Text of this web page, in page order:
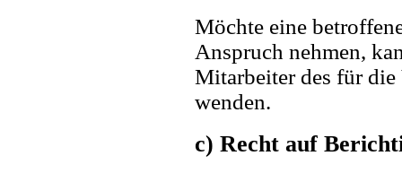
Möchte eine
Anspruch nehmen,
Mitarbeiter des für
wenden.
c) Recht auf